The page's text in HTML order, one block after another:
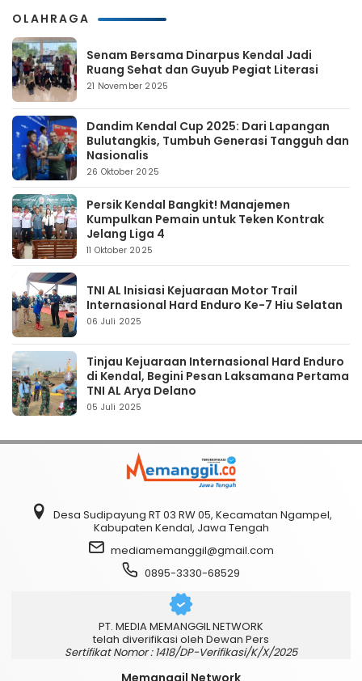
OLAHRAGA
Senam Bersama Dinarpus Kendal Jadi
Ruang Sehat dan Guyub Pegiat Literasi
21 November 2025
Dandim Kendal Cup 2025: Dari Lapangan
Bulutangkis, Tumbuh Generasi Tangguh dan
Nasionalis
26 Oktober 2025
Persik Kendal Bangkit! Manajemen
Kumpulkan Pemain untuk Teken Kontrak
Jelang Liga 4
11 Oktober 2025
TNI AL Inisiasi Kejuaraan Motor Trail
Internasional Hard Enduro Ke-7 Hiu Selatan
06 Juli 2025
Tinjau Kejuaraan Internasional Hard Enduro
di Kendal, Begini Pesan Laksamana Pertama
TNI AL Arya Delano
05 Juli 2025
Desa Sudipayung RT 03 RW 05, Kecamatan Ngampel,
Kabupaten Kendal, Jawa Tengah
mediamemanggil@gmail.com
0895-3330-68529
PT. MEDIA MEMANGGIL NETWORK
telah diverifikasi oleh Dewan Pers
Sertifikat Nomor : 1418/DP-Verifikasi/K/X/2025